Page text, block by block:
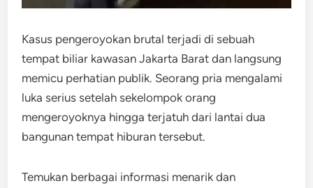
Kasus pengeroyokan brutal terjadi di sebuah
tempat biliar kawasanJakarta Barat dan langsung
memicu perhatian publik. Seorang pria mengalami
luka serius setelah sekelompok orang
mengeroyoknya hingga terjatuh dari lantai dua
bangunan tempat hiburan tersebut.
Temukan berbagai informasi menarik dan